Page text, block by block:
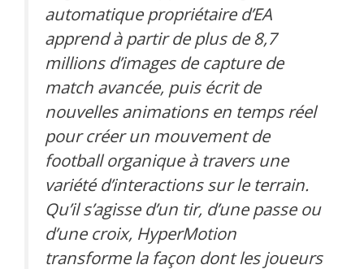
automatique propriétaire d’EA
apprend à partir de plus de 8,7
millions d’images de capture de
match avancée, puis écrit de
nouvelles animations en temps réel
pour créer un mouvement de
football organique à travers une
variété d’interactions sur le terrain.
Qu’il s’agisse d’un tir, d’une passe ou
d’une croix, HyperMotion
transforme la façon dont les joueurs